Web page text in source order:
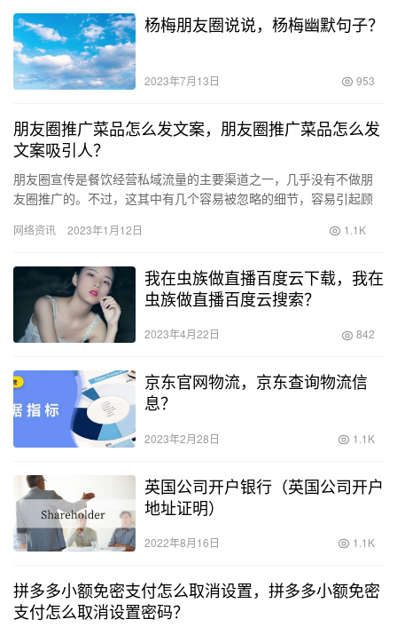
杨梅朋友圈说说，杨梅幽默句子？
2023年7月13日 953
朋友圈推广菜品怎么发文案，朋友圈推广菜品怎么发
文案吸引人？
朋友圈宣传是餐饮经营私域流量的主要渠道之一，几乎没有不做朋
友圈推广的。不过，这其中有几个容易被忽略的细节，容易引起顾
腥…
网络资讯 2023年1月12日 1.1K
我在虫族做直播百度云下载，我在
虫族做直播百度云搜索？
2023年4月22日 842
京东官网物流，京东查询物流信
息？
2023年2月28日 1.1K
英国公司开户银行（英国公司开户
地址证明）
2022年8月16日 1.1K
拼多多小额免密支付怎么取消设置，拼多多小额免密
支付怎么取消设置密码？